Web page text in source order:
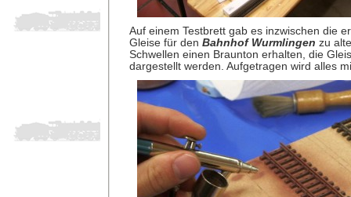
Auf einem Testbrett gab es inzwischen die
Gleise für den Bahnhof Wurmlingen zu
Schwellen einen Braunton erhalten, die
dargestellt werden. Aufgetragen wird alles